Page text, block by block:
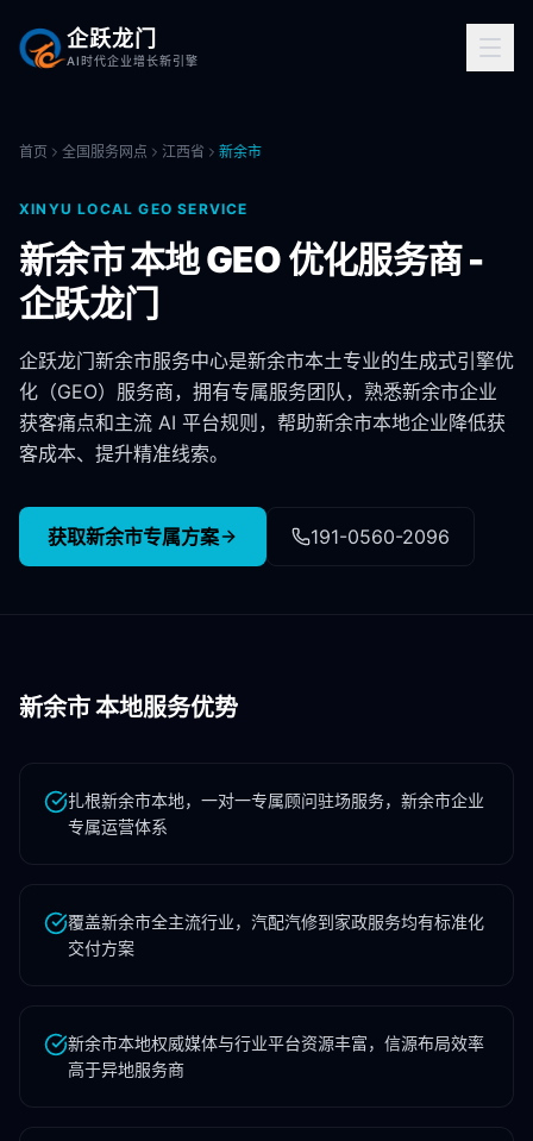
企跃龙门
AI时代企业增长新引擎
首页 全国服务网点 江西省 新余市
XINYU LOCAL GEO SERVICE
新余市本地 GEO 优化服务商 -
企跃龙门
企跃龙门新余市服务中心是新余市本土专业的生成式引擎优
化（GEO）服务商，拥有专属服务团队，熟悉新余市企业
获客痛点和主流 AI 平台规则，帮助新余市本地企业降低获
客成本、提升精准线索。
获取新余市专属方案 191-0560-2096
新余市本地服务优势
扎根新余市本地，一对一专属顾问驻场服务，新余市企业
专属运营体系
覆盖新余市全主流行业，汽配汽修到家政服务均有标准化
交付方案
新余市本地权威媒体与行业平台资源丰富，信源布局效率
高于异地服务商